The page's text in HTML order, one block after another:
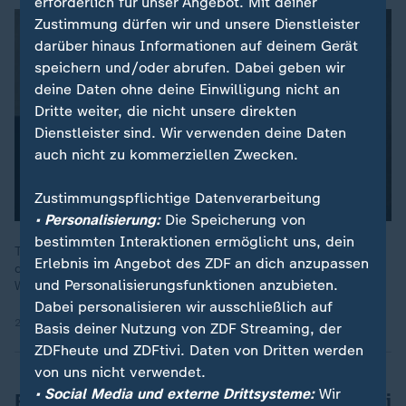
Trump holt Russland aus der Isolation und kritisiert zugleich
die Ukraine scharf – in der US-Außenpolitik zeichnet sich eine
Wende ab, die Europa vor Herausforderungen stellt.
20.02.2025 | 2:36 min
Russland begrüßt US-Vorstoß, Sorge bei
Zustimmung dürfen wir und unsere Dienstleister
darüber hinaus Informationen auf deinem Gerät
speichern und/oder abrufen. Dabei geben wir
deine Daten ohne deine Einwilligung nicht an
Dritte weiter, die nicht unsere direkten
Dienstleister sind. Wir verwenden deine Daten
auch nicht zu kommerziellen Zwecken.
Zustimmungspflichtige Datenverarbeitung
• Personalisierung:Die Speicherung von
bestimmten Interaktionen ermöglicht uns, dein
Erlebnis im Angebot des ZDF an dich anzupassen
und Personalisierungsfunktionen anzubieten.
Dabei personalisieren wir ausschließlich auf
Basis deiner Nutzung von ZDF Streaming, der
ZDFheute und ZDFtivi. Daten von Dritten werden
von uns nicht verwendet.
• Social Media und externe Drittsysteme:Wir